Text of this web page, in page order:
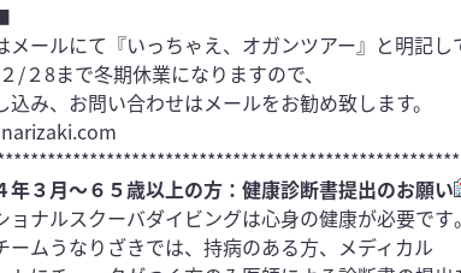
メールにて『いっちゃえ、オガンツアー』と明記し
/２8まで冬期休業になりますので、
込み、お問い合わせはメールをお勧め致します。
年３月～６５歳以上の方：健康診断書提出のお願い
ョナルスクーバダイビングは心身の健康が必要です。
ームうなりざきでは、持病のある方、メディカル